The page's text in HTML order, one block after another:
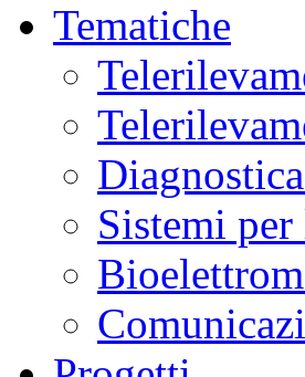
Tematiche
Sistemi